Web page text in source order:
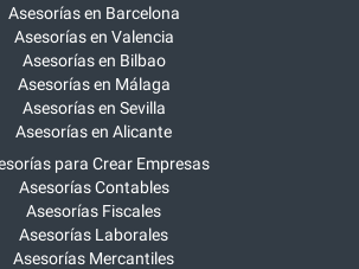
Asesorías en Barcelona
Asesorías en Valencia
Asesorías en Bilbao
Asesorías en Málaga
Asesorías en Sevilla
Asesorías en Alicante
para Crear Empresas
Asesorías Contables
Asesorías Fiscales
Asesorías Laborales
Asesorías Mercantiles